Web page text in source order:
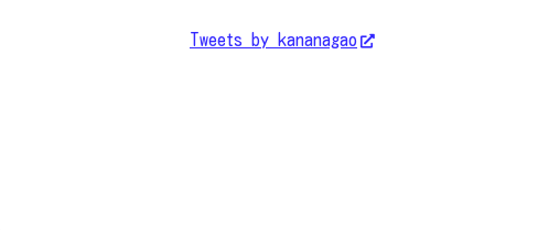
Tweets by kananagao